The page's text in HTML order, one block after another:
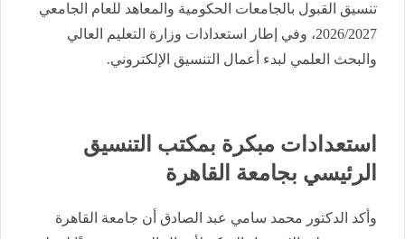
تنسيق القبول بالجامعات الحكومية والمعاهد للعام الجامعي
2026/2027، وفي إطار استعدادات وزارة التعليم العالي
والبحث العلمي لبدء أعمال التنسيق الإلكتروني.
استعدادات مبكرة بمكتب التنسيق
الرئيسي بجامعة القاهرة
وأكد الدكتور محمد سامي عبد الصادق أن جامعة القاهرة